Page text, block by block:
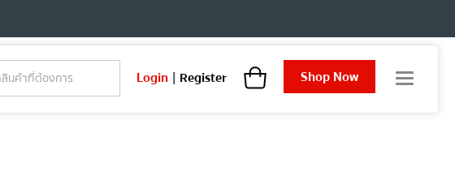
Login | Register Shop Now
T
g